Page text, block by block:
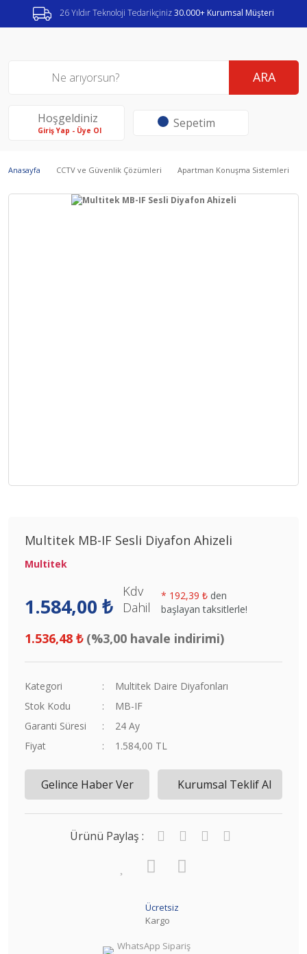
26 Yıldır Teknoloji Tedarikçiniz30.000+ Kurumsal Müşteri
ARA
Hoşgeldiniz
Giriş Yap - Üye Ol Sepetim
Anasayfa CCTV ve Güvenlik Çözümleri Apartman Konuşma Sistemleri
Multitek MB-IF Sesli Diyafon Ahizeli
Multitek
1.584,00 ₺
Kdv
Dahil
* 192,39 ₺ den
başlayan taksitlerle!
1.536,48 ₺ (%3,00 havale indirimi)
Kategori
Multitek Daire Diyafonları
Stok Kodu
MB-IF
Garanti Süresi
24 Ay
Fiyat
1.584,00 TL
Gelince Haber Ver Kurumsal Teklif Al
Ürünü Paylaş :
Ücretsiz
Kargo
WhatsApp Sipariş